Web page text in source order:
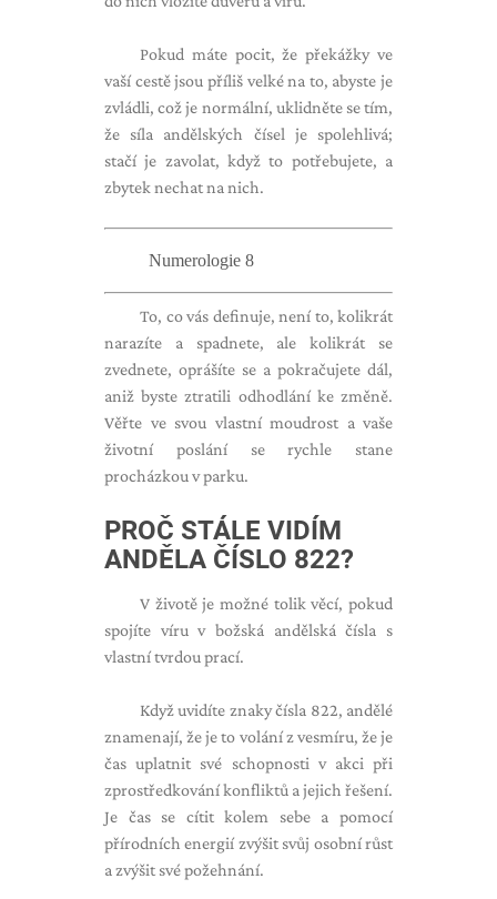
Pokud máte pocit, že překážky ve
vaší cestě jsou příliš velké na to, abyste je
zvládli, což je normální, uklidněte se tím,
že síla andělských čísel je spolehlivá;
stačí je zavolat, když to potřebujete, a
zbytek nechat na nich.
Numerologie 8
To, co vás definuje, není to, kolikrát
narazíte a spadnete, ale kolikrát se
zvednete, oprášíte se a pokračujete dál,
aniž byste ztratili odhodlání ke změně.
Věřte ve svou vlastní moudrost a vaše
životní poslání se rychle stane
procházkou v parku.
PROČ STÁLE VIDÍM
ANDĚLA ČÍSLO 822?
V životě je možné tolik věcí, pokud
spojíte víru v božská andělská čísla s
vlastní tvrdou prací.
Když uvidíte znaky čísla 822, andělé
znamenají, že je to volání z vesmíru, že je
čas uplatnit své schopnosti v akci při
zprostředkování konfliktů a jejich řešení.
Je čas se cítit kolem sebe a pomocí
přírodních energií zvýšit svůj osobní růst
a zvýšit své požehnání.